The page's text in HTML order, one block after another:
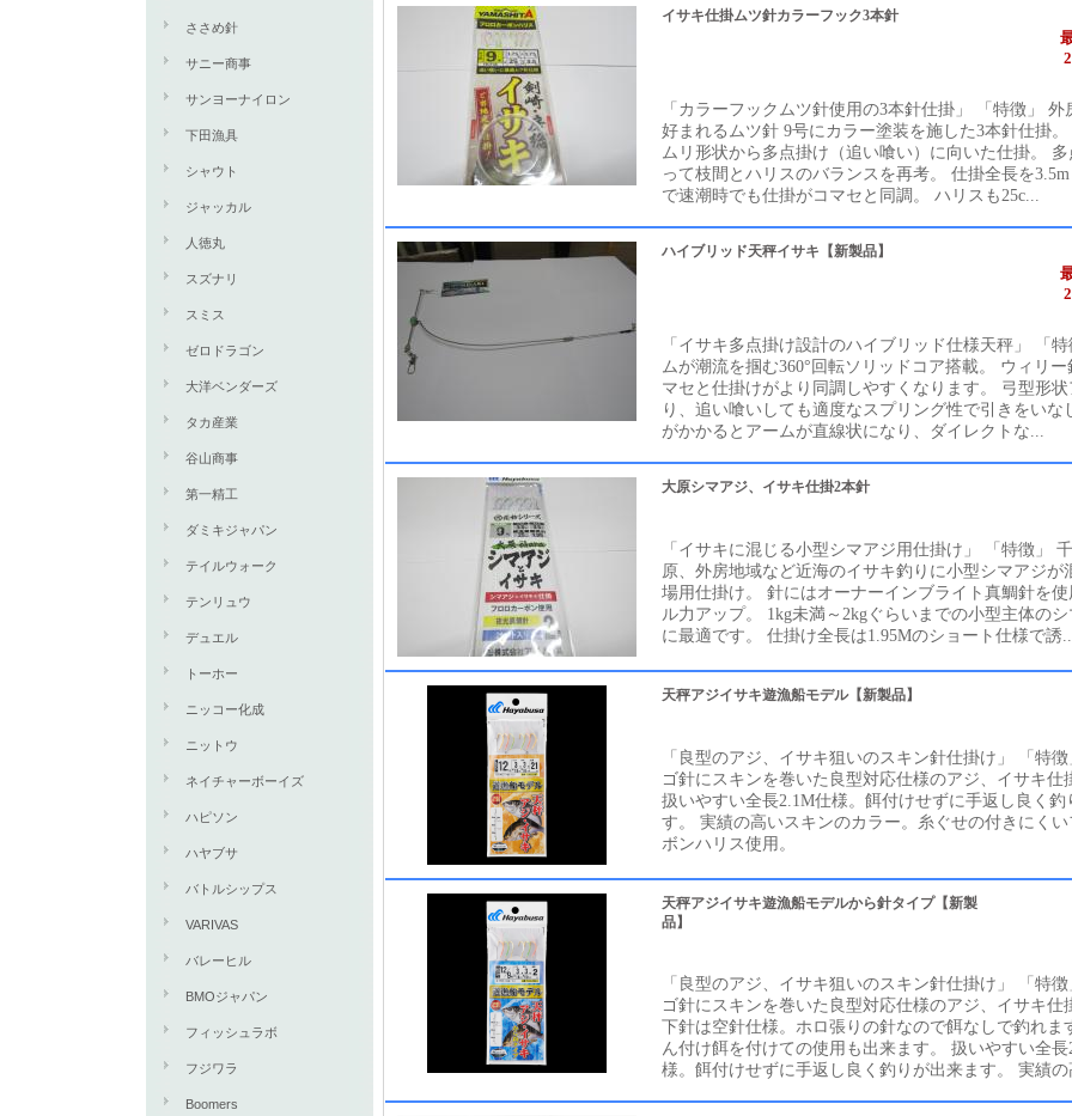
ささめ針
サニー商事
サンヨーナイロン
下田漁具
シャウト
ジャッカル
人徳丸
スズナリ
スミス
ゼロドラゴン
大洋ベンダーズ
タカ産業
谷山商事
第一精工
ダミキジャパン
テイルウォーク
テンリュウ
デュエル
トーホー
ニッコー化成
ニットウ
ネイチャーボーイズ
ハピソン
ハヤブサ
バトルシップス
VARIVAS
バレーヒル
BMOジャパン
フィッシュラボ
フジワラ
Boomers
イサキ仕掛ムツ針カラーフック3本針
「カラーフックムツ針使用の3本針仕掛」 「特徴」 外
好まれるムツ針 9号にカラー塗装を施した3本針仕掛
ムリ形状から多点掛け（追い喰い）に向いた仕掛。
って枝間とハリスのバランスを再考。 仕掛全長を
で速潮時でも仕掛がコマセと同調。 ハリスも25c...
ハイブリッド天秤イサキ【新製品】
「イサキ多点掛け設計のハイブリッド仕様天秤」 「
ムが潮流を掴む360°回転ソリッドコア搭載。 ウィリ
マセと仕掛けがより同調しやすくなります。 弓型形
り、追い喰いしても適度なスプリング性で引きをいな
がかかるとアームが直線状になり、ダイレクトな...
大原シマアジ、イサキ仕掛2本針
「イサキに混じる小型シマアジ用仕掛け」 「特徴」
原、外房地域など近海のイサキ釣りに小型シマアジが
場用仕掛け。 針にはオーナーインブライト真鯛針を
ル力アップ。 1kg未満～2kgぐらいまでの小型主体の
に最適です。 仕掛け全長は1.95Mのショート仕様で誘
天秤アジイサキ遊漁船モデル【新製品】
「良型のアジ、イサキ狙いのスキン針仕掛け」 「特
ゴ針にスキンを巻いた良型対応仕様のアジ、イサキ仕
扱いやすい全長2.1M仕様。餌付けせずに手返し良く釣
す。 実績の高いスキンのカラー。糸ぐせの付きにく
ボンハリス使用。
天秤アジイサキ遊漁船モデルから針タイプ【新製
品】
「良型のアジ、イサキ狙いのスキン針仕掛け」 「特
ゴ針にスキンを巻いた良型対応仕様のアジ、イサキ仕
下針は空針仕様。ホロ張りの針なので餌なしで釣れま
ん付け餌を付けての使用も出来ます。 扱いやすい全長
様。餌付けせずに手返し良く釣りが出来ます。 実績